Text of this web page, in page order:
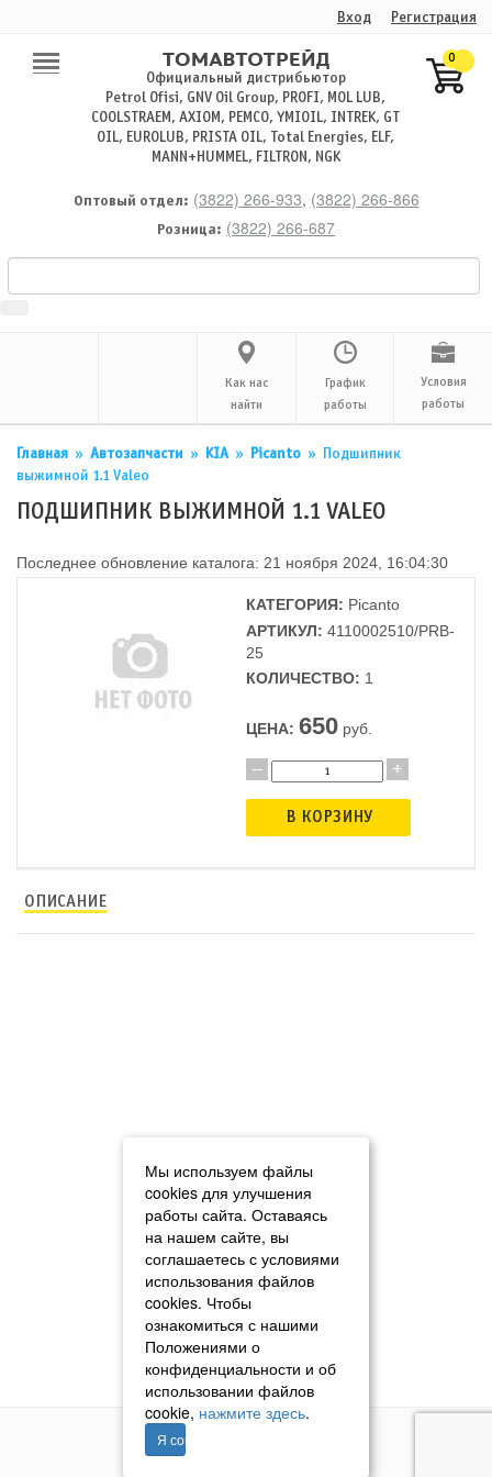
Вход Регистрация
Официальный дистрибьютор
Petrol Ofisi, GNV Oil Group, PROFI, MOL LUB,
COOLSTRAEM, AXIOM, PEMCO, YMIOIL, INTREK, GT
OIL, EUROLUB, PRISTA OIL, Total Energies, ELF,
MANN+HUMMEL, FILTRON, NGK
0
Оптовый отдел: (3822) 266-933, (3822) 266-866
Розница: (3822) 266-687
Как нас
найти
График
работы
Условия
работы
Главная » Автозапчасти » KIA » Picanto »
Подшипник
выжимной 1.1 Valeo
ПОДШИПНИК ВЫЖИМНОЙ 1.1 VALEO
Последнее обновление каталога: 21 ноября 2024, 16:04:30
КАТЕГОРИЯ: Picanto
АРТИКУЛ: 4110002510/PRB-
25
КОЛИЧЕСТВО: 1
ЦЕНА: 650 руб.
В КОРЗИНУ
ОПИСАНИЕ
© 2011–2026 «Томавтотрейд»
Мы используем файлы
cookies для улучшения
работы сайта. Оставаясь
на нашем сайте, вы
соглашаетесь с условиями
использования файлов
cookies. Чтобы
ознакомиться с нашими
Положениями о
конфиденциальности и об
использовании файлов
cookie, нажмите здесь.
Я согласен